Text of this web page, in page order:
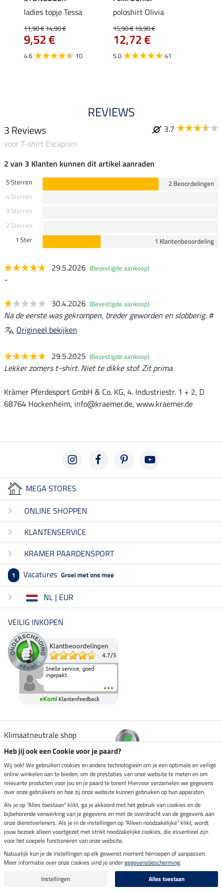
ladies topje Tessa
11,90 €14,90 €
9,52 €
4.6 10
poloshirt Olivia
15,90 €19,90 €
12,72 €
5.0 41
REVIEWS
3 Reviews
3.7
voor T-shirt Escapism
2 van 3 Klanten kunnen dit artikel aanraden
5 Sterren
2 Beoordelingen
4 Sterren
3 Sterren
2 Sterren
1 Ster
1 Klantenbeoordeling
29.5.2026 (Bevestigde aankoop)
-
30.4.2026 (Bevestigde aankoop)
Na de eerste was gekrompen, breder geworden en slobberig. #
Origineel bekijken
29.5.2025 (Bevestigde aankoop)
Lekker zomers t-shirt. Niet te dikke stof. Zit prima
Krämer Pferdesport GmbH & Co. KG, 4. Industriestr. 1 + 2, D
68764 Hockenheim, info@kraemer.de, www.kraemer.de
MEGA STORES
ONLINE SHOPPEN
KLANTENSERVICE
KRAMER PAARDENSPORT
1 Vacatures Groei met ons mee
NL | EUR
VEILIG INKOPEN
Klantbeoordelingen
4.7/5
Snelle service, goed
ingepakt.
eKomi Klantenfeedback
Klimaatneutrale shop
Verzending per
Veilig betalen met
Impressum
Laatste update op 09.08.2026 om 14:26 uur
Alle prijzen in euro's, incl. BTW, excl. verzendkosten.
Heb jij ook een Cookie voor je paard?
Wij ook! We gebruiken cookies en andere technologieën om je een optimale en veilige
online winkelen aan te bieden, om de prestaties van onze website te meten en om
relevante producten voor jou en je paard te tonen! Hiervoor verzamelen we gegevens
over onze gebruikers en hoe zij onze website kunnen gebruiken op hun apparaten.
Als je op "Alles toestaan" klikt, ga je akkoord met het gebruik van cookies en de
bijbehorende verwerking van je gegevens en met de overdracht van de gegevens aan
onze dienstverleners. Als je in de instellingen op "Alleen noodzakelijke" klikt, wordt
jouw bezoek alleen voortgezet met strikt noodzakelijke cookies, die essentieel zijn
voor het soepele functioneren van onze website.
Natuurlijk kun je de instellingen op elk gewenst moment herroepen of aanpassen.
Meer informatie over onze cookies vind je ondergegevensbescherming.
Instellingen
Alles toestaan